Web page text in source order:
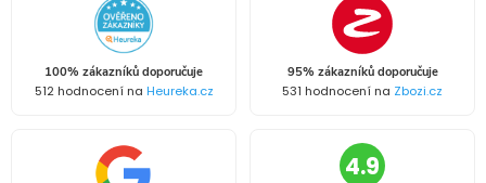
100% zákazníků doporučuje
512 hodnocení na Heureka.cz
95% zákazníků doporučuje
531 hodnocení na Zbozi.cz
4.9